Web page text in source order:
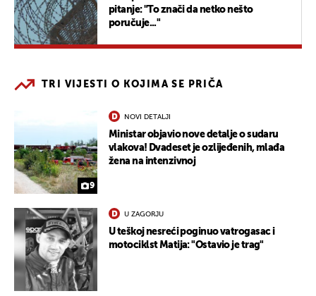
pitanje: "To znači da netko nešto
poručuje..."
TRI VIJESTI O KOJIMA SE PRIČA
9
NOVI DETALJI
Ministar objavio nove detalje o sudaru
vlakova! Dvadeset je ozlijeđenih, mlađa
žena na intenzivnoj
U ZAGORJU
U teškoj nesreći poginuo vatrogasac i
motociklst Matija: "Ostavio je trag"